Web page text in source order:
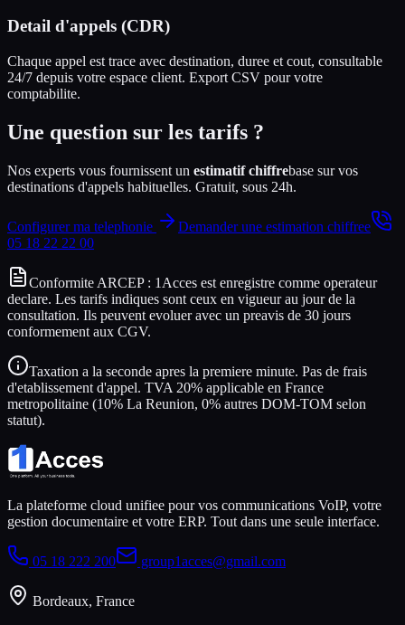
Detail d'appels (CDR)
Chaque appel est trace avec destination, duree et cout, consultable
24/7 depuis votre espace client. Export CSV pour votre
comptabilite.
Une question sur les tarifs ?
Nos experts vous fournissent un estimatif chiffrebase sur vos
destinations d'appels habituelles. Gratuit, sous 24h.
Configurer ma telephonie
Demander une estimation chiffree
05 18 22 22 00
Conformite ARCEP : 1Acces est enregistre comme operateur
declare. Les tarifs indiques sont ceux en vigueur au jour de la
consultation. Ils peuvent evoluer avec un preavis de 30 jours
conformement aux CGV.
Taxation a la seconde apres la premiere minute. Pas de frais
d'etablissement d'appel. TVA 20% applicable en France
metropolitaine (10% La Reunion, 0% autres DOM-TOM selon
statut).
La plateforme cloud unifiee pour vos communications VoIP, votre
gestion documentaire et votre ERP. Tout dans une seule interface.
05 18 222 200 group1acces@gmail.com
Bordeaux, France